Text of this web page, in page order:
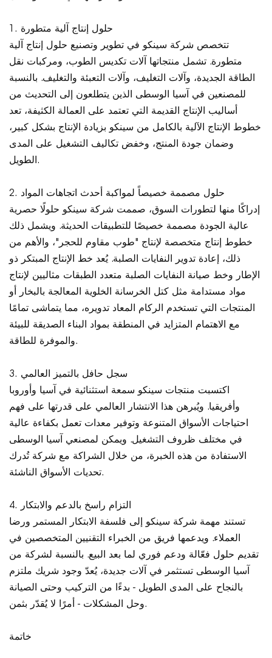
1. حلول إنتاج آلية متطورة
تتخصص شركة سينكو في تطوير وتصنيع حلول إنتاج آلية
متطورة. تشمل منتجاتها آلات تكديس الطوب، ومركبات نقل
الطاقة الجديدة، وآلات التغليف، وآلات التعبئة والتغليف. بالنسبة
للمصنعين في آسيا الوسطى الذين يتطلعون إلى التحديث من
أساليب الإنتاج القديمة التي تعتمد على العمالة الكثيفة، تعد
خطوط الإنتاج الآلية بالكامل من سينكو بزيادة الإنتاج بشكل كبير،
وضمان جودة المنتج، وخفض تكاليف التشغيل على المدى
الطويل.
2. حلول مصممة خصيصاً لمواكبة أحدث اتجاهات المواد
إدراكًا منها لتطورات السوق، صممت شركة سينكو حلولًا حصرية
عالية الجودة مصممة خصيصًا للتطبيقات الحديثة. ويشمل ذلك
خطوط إنتاج متخصصة لإنتاج "طوب مقاوم للحجر"، والأهم من
ذلك، إعادة تدوير النفايات الصلبة. يُعد خط الإنتاج المبتكر ذو
الإطار وخط صيانة النفايات الصلبة متعدد الطبقات مثاليين لإنتاج
مواد مستدامة مثل كتل الخرسانة الخلوية المعالجة بالبخار أو
المنتجات التي تستخدم الركام المعاد تدويره، مما يتماشى تمامًا
مع الاهتمام المتزايد في المنطقة بمواد البناء الصديقة للبيئة
والموفرة للطاقة.
3. سجل حافل بالتميز العالمي
اكتسبت منتجات سينكو سمعة استثنائية في آسيا وأوروبا
وأفريقيا. ويُبرهن هذا الانتشار العالمي على قدرتها على فهم
احتياجات الأسواق المتنوعة وتوفير معدات تعمل بكفاءة عالية
في مختلف ظروف التشغيل. ويمكن لمصنعي آسيا الوسطى
الاستفادة من هذه الخبرة، من خلال الشراكة مع شركة تُدرك
تحديات الأسواق الناشئة.
4. التزام راسخ بالدعم والابتكار
تستند مهمة شركة سينكو إلى فلسفة الابتكار المستمر ورضا
العملاء. ويدعمها فريق من الخبراء التقنيين المتخصصين في
تقديم حلول فعّالة ودعم فوري لما بعد البيع. بالنسبة لشركة من
آسيا الوسطى تستثمر في آلات جديدة، يُعدّ وجود شريك ملتزم
بالنجاح على المدى الطويل - بدءًا من التركيب وحتى الصيانة
وحل المشكلات - أمرًا لا يُقدّر بثمن.
خاتمة